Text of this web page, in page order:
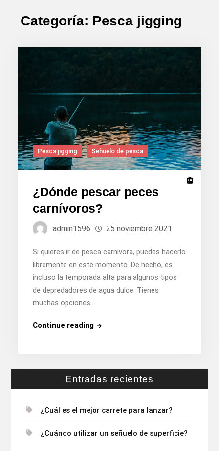
Categoría: Pesca jigging
Pesca jigging Señuelo de pesca
¿Dónde pescar peces
carnívoros?
admin1596 25 noviembre 2021
Si quieres ir de pesca carnívora, puedes hacerlo
libremente en este momento. De hecho, es
incluso la temporada alta para algunos tipos
de depredadores de agua dulce. Tienes
muchas opciones…
Continue reading¿Dónde
Entradas recientes
¿Cuál es el mejor carrete para lanzar?
¿Cuándo utilizar un señuelo de superficie?